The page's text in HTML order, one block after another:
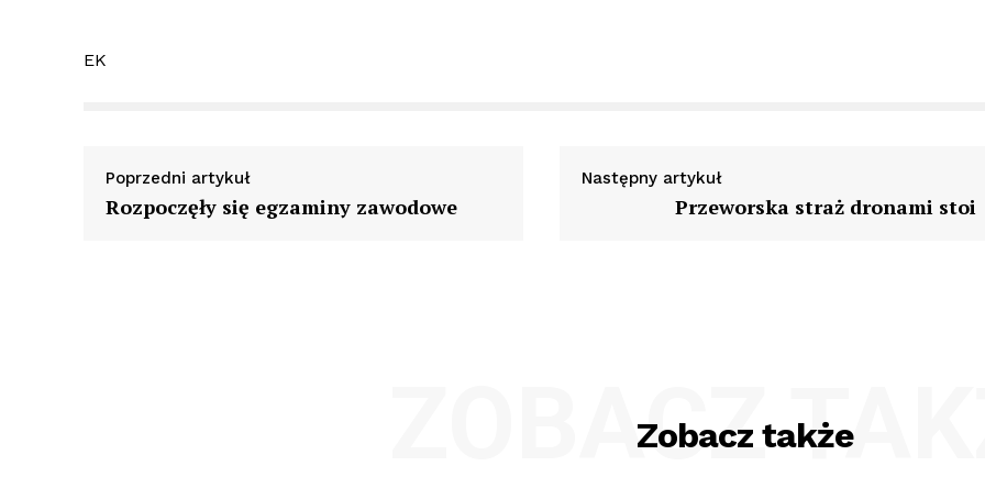
EK
Poprzedni artykuł
Rozpoczęły się egzaminy zawodowe
Następny artykuł
Przeworska straż dronami stoi
Zobacz także
ZOBACZ